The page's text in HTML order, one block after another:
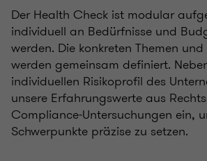
Der Health Check ist modular
individuell an Bedürfnisse und
werden. Die konkreten Themen
werden gemeinsam definiert.
individuellen Risikoprofil des
unsere Erfahrungswerte aus
Compliance‑Untersuchungen ein,
Schwerpunkte präzise zu setzen.